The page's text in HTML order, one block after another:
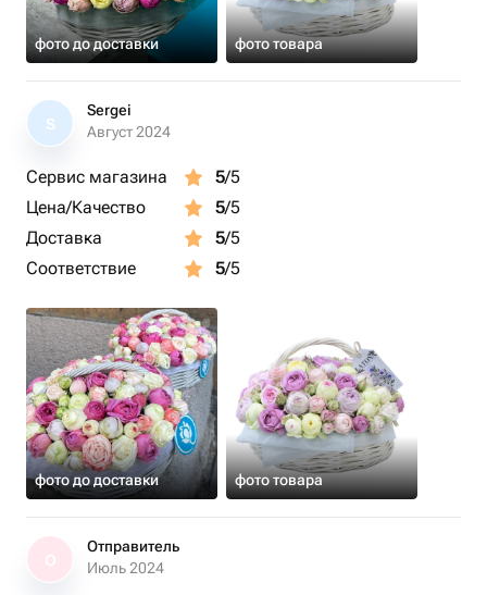
фото до доставки фото товара
S
Sergei
Август 2024
Сервис магазина 5/5
Цена/Качество
5/5
Доставка
5/5
Соответствие
5/5
фото до доставки фото товара
Отправитель
Июль 2024